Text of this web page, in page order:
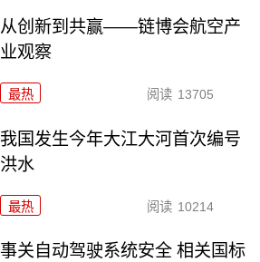
从创新到共赢——链博会航空产
业观察
最热 阅读 13705
我国发生今年大江大河首次编号
洪水
最热 阅读 10214
事关自动驾驶系统安全 相关国标